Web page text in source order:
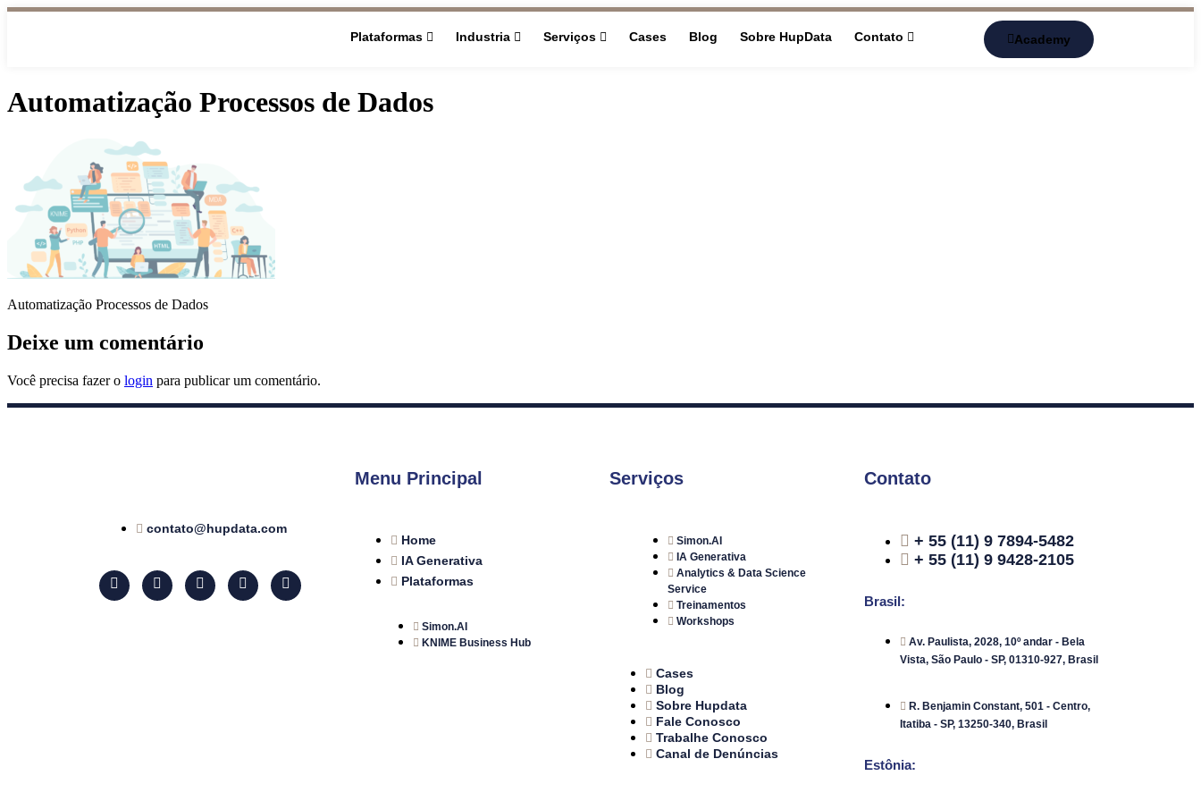
Plataformas Industria Serviços Cases Blog Sobre HupData Contato Academy
Automatização Processos de Dados
Automatização Processos de Dados
Deixe um comentário
Você precisa fazer o login para publicar um comentário.
contato@hupdata.com
Menu Principal
Home
IA Generativa
Plataformas
Simon.AI
KNIME Business Hub
Serviços
Simon.AI
IA Generativa
Analytics & Data Science
Service
Treinamentos
Workshops
Cases
Blog
Sobre Hupdata
Fale Conosco
Trabalhe Conosco
Canal de Denúncias
Contato
+ 55 (11) 9 7894-5482
+ 55 (11) 9 9428-2105
Brasil:
Av. Paulista, 2028, 10º andar - Bela
Vista, São Paulo - SP, 01310-927, Brasil
R. Benjamin Constant, 501 - Centro,
Itatiba - SP, 13250-340, Brasil
Estônia: